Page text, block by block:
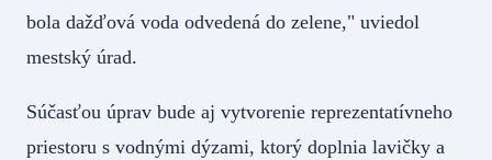
bola dažďová voda odvedená do zelene," uviedol
mestský úrad.
Súčasťou úprav bude aj vytvorenie reprezentatívneho
priestoru s vodnými dýzami, ktorý doplnia lavičky a